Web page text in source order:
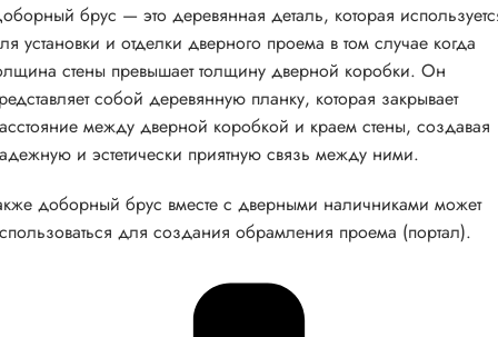
брус — это деревянная деталь, которая
установки и отделки дверного проема в том случае когда
стены превышает толщину дверной коробки. Он
собой деревянную планку, которая закрывает
между дверной коробкой и краем стены, создавая
и эстетически приятную связь между ними.
доборный брус вместе с дверными наличниками может
для создания обрамления проема (портал).